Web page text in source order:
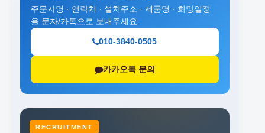
주문자명 · 연락처 · 설치주소 · 제품명 · 희망일정
을 문자/카톡으로 보내주세요.
010-3840-0505
카카오톡 문의
RECRUITMENT